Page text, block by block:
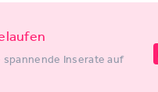
Inserate auf